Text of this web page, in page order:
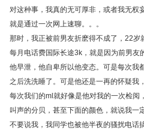
对这种事，我真的无可厚非，或者我无权
就是通过一次网上速聊。。。
那时，我正被前男友折麽得不成了，22岁
每月电话费国际长途3k，就是因为前男友
他早泄，他自卑所以他变态。可是每次我
之后洗洗睡了。可是他还是一再的怀疑我，
每次我们的ml就好像是他对我的一次检阅
叫声的分贝，甚至下面的颜色，就说我一
不要说我，我同学也被他半夜的骚扰电话